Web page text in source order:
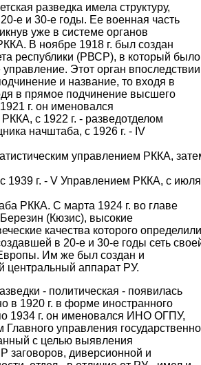
разведка имела структуру,
е и 30-е годы. Ее военная часть
уже в системе органов
В ноябре 1918 г. был создан
республики (РВСР), в который было
Этот орган впоследствии
и название, то входя в
в прямое подчинение высшего
г. он именовался
с 1922 г. - разведотделом
начштаба, с 1926 г. - IV
управлением РККА,
1939 г. - V Управлением РККА, с июля
РККА. С марта 1924 г. во главе
(Кюзис), высокие
качества которого определили
в 20-е и 30-е годы сеть
Им же был создан и
центральный аппарат РУ.
- политическая - появилась
в 1920 г. в форме иностранного
1934 г. он именовался ИНО ОГПУ,
Главного управления
с целью выявления
диверсионной и